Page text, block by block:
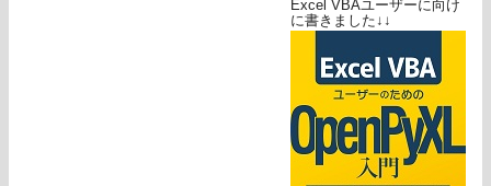
Excel VBAユーザーに向け
に書きました↓↓